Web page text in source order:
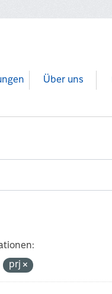
Über uns
prj